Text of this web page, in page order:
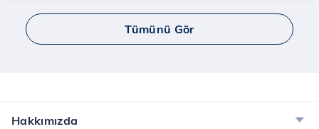
Tümünü Gör
Hakkımızda